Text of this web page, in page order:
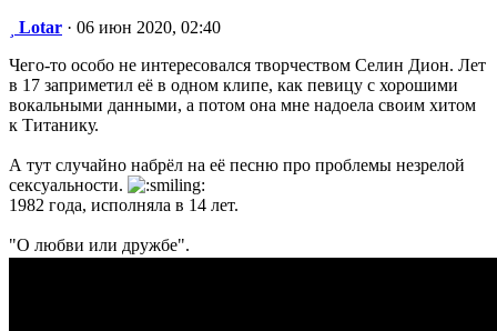
Сообщение
Lotar · 06 июн 2020, 02:40
Чего-то особо не интересовался творчеством Селин Дион. Лет
в 17 заприметил её в одном клипе, как певицу с хорошими
вокальными данными, а потом она мне надоела своим хитом
к Титанику.
А тут случайно набрёл на её песню про проблемы незрелой
сексуальности.
1982 года, исполняла в 14 лет.
"О любви или дружбе".